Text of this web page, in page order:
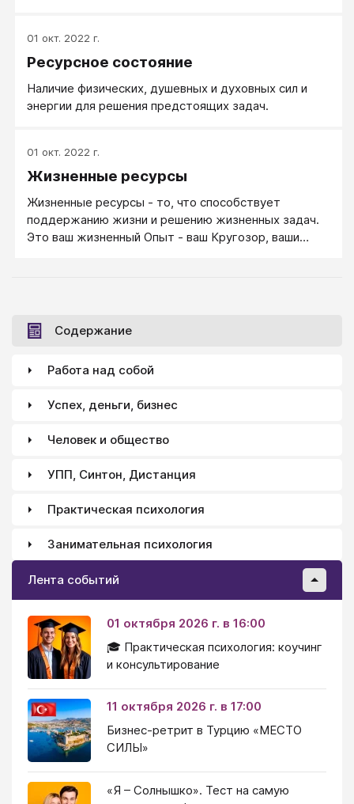
01 окт. 2022 г.
Ресурсное состояние
Наличие физических, душевных и духовных сил и
энергии для решения предстоящих задач.
01 окт. 2022 г.
Жизненные ресурсы
Жизненные ресурсы - то, что способствует
поддержанию жизни и решению жизненных задач.
Это ваш жизненный Опыт - ваш Кругозор, ваши
Мудрость и умение позитивно смотреть на жизнь.
Содержание
Работа над собой
Успех, деньги, бизнес
Человек и общество
УПП, Синтон, Дистанция
Практическая психология
Занимательная психология
Лента событий
01 октября 2026 г. в 16:00
🎓 Практическая психология: коучинг
и консультирование
11 октября 2026 г. в 17:00
Бизнес-ретрит в Турцию «МЕСТО
СИЛЫ»
«Я – Солнышко». Тест на самую